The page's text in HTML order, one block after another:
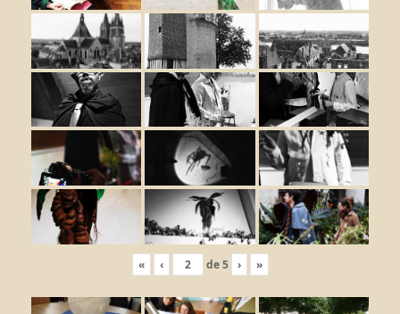
« ‹ de5 › »